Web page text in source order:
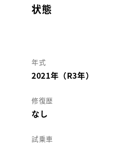
状態
年式
2021年（R3年）
修復歴
なし
試乗車